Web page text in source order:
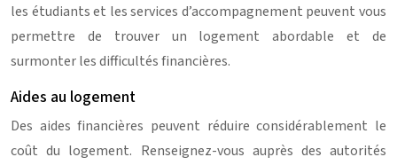
les étudiants et les services d’accompagnement peuvent vous
permettre de trouver un logement abordable et de
surmonter les difficultés financières.
Aides au logement
Des aides financières peuvent réduire considérablement le
coût du logement. Renseignez-vous auprès des autorités